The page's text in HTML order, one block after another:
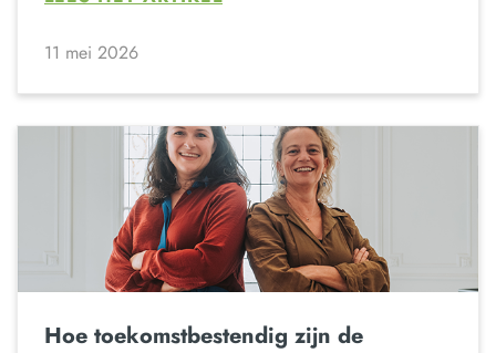
11 mei 2026
Hoe toekomstbestendig zijn de